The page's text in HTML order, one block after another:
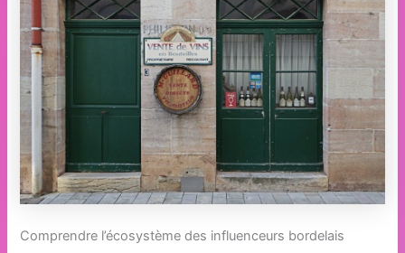
Comprendre l’écosystème des influenceurs bordelais